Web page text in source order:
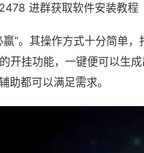
进群获取软件安装教程
”。其操作方式十分简单
开挂功能，一键便可以生
助都可以满足需求。